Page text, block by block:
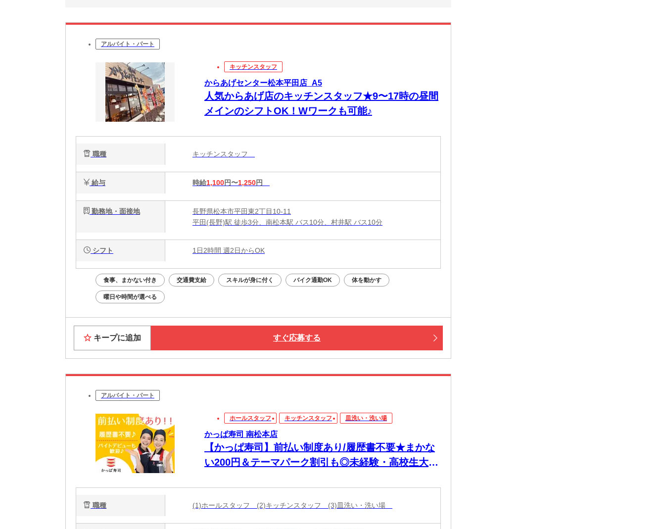
アルバイト・パート
キッチンスタッフ
からあげセンター松本平田店_A5
人気からあげ店のキッチンスタッフ★9〜17時の昼間
メインのシフトOK！Wワークも可能♪
職種 キッチンスタッフ
給与 時給1,100円〜1,250円
勤務地・面接地
長野県松本市平田東2丁目10-11
平田(長野)駅 徒歩3分、南松本駅 バス10分、村井駅 バス10分
シフト 1日2時間 週2日からOK
食事、まかない付き 交通費支給 スキルが身に付く バイク通勤OK 体を動かす
曜日や時間が選べる
キープに追加 すぐ応募する
アルバイト・パート
ホールスタッフ キッチンスタッフ 皿洗い・洗い場
かっぱ寿司 南松本店
【かっぱ寿司】前払い制度あり/履歴書不要★まかな
い200円＆テーマパーク割引も◎未経験・高校生大歓
職種 (1)ホールスタッフ (2)キッチンスタッフ (3)皿洗い・洗い場